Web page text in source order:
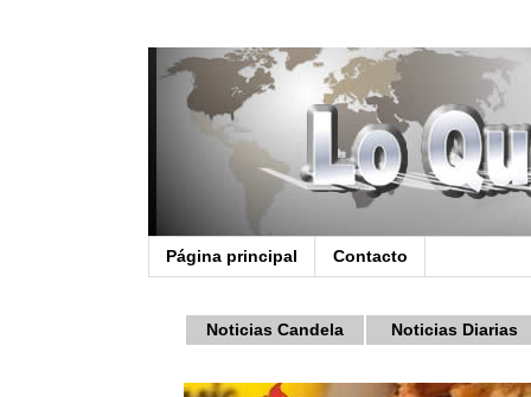
Página principal Contacto
Noticias Candela Noticias Diarias